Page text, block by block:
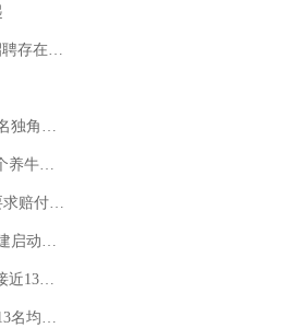
校长被停职
，对方表示肯定”
丨红星调查
查价格，吵翻了
急响应
那么大
组全面核查